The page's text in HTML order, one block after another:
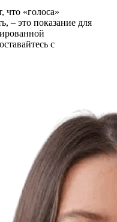
что «голоса»
– это показание для
с